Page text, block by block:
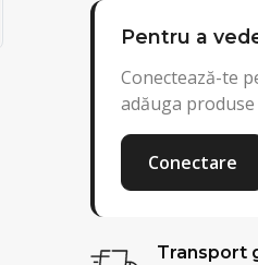
Pentru a
Conectează-te
adăuga produse
Conectare
Transport